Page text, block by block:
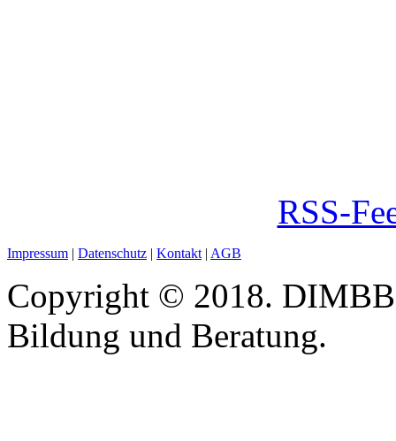
RSS-
Impressum | Datenschutz | Kontakt | AGB
Copyright © 2018.
Bildung und Beratung.